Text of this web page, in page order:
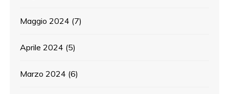
Maggio 2024 (7)
Aprile 2024 (5)
Marzo 2024 (6)